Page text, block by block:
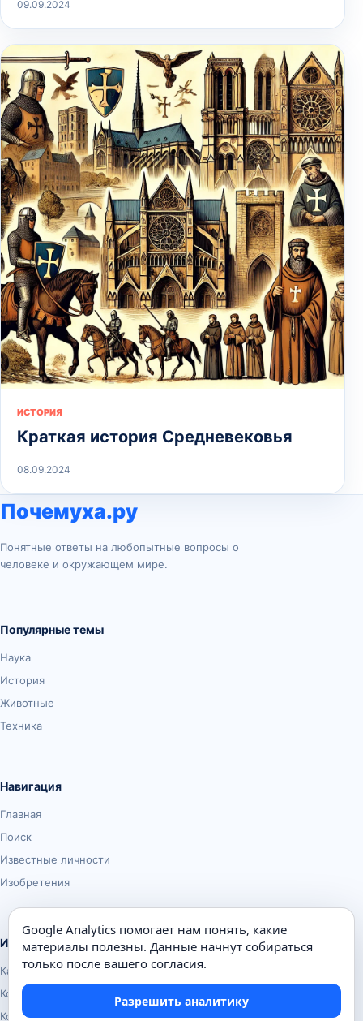
09.09.2024
ИСТОРИЯ
Краткая история Средневековья
08.09.2024
Почемуха.ру
Понятные ответы на любопытные вопросы о
человеке и окружающем мире.
Популярные темы
Наука
История
Животные
Техника
Навигация
Главная
Поиск
Известные личности
Изобретения
Информация
Карта сайта
Контакты
Конфиденциальность
Google Analytics помогает нам понять, какие
материалы полезны. Данные начнут собираться
только после вашего согласия.
Разрешить аналитику